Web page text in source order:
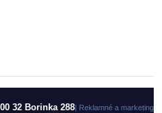
32 Borinka 288| Reklamné a